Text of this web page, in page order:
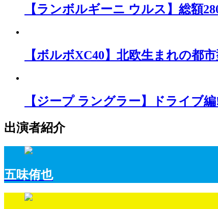
【ランボルギーニ ウルス】総額
【ボルボXC40】北欧生まれの都
【ジープ ラングラー】ドライブ
出演者紹介
五味侑也